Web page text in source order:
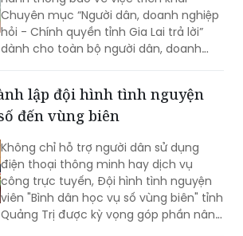
dành cho toàn bộ người dân, doanh
nghiệp, nhà đầu tư và các cơ quan,
đơn vị, địa phương trên địa bàn. Dự kiến
Chương trình sẽ được triển khai trong
lập đội hình tình nguyện
Không chỉ hỗ trợ người dân sử dụng
điện thoại thông minh hay dịch vụ
công trực tuyến, Đội hình tình nguyện
viên "Bình dân học vụ số vùng biên" tỉnh
Quảng Trị được kỳ vọng góp phần nâng
cao kỹ năng số, đưa các nền tảng và
tiện ích số đến gần hơn với người dân
khu vực biên giới.
đi lạc 120 km được công an